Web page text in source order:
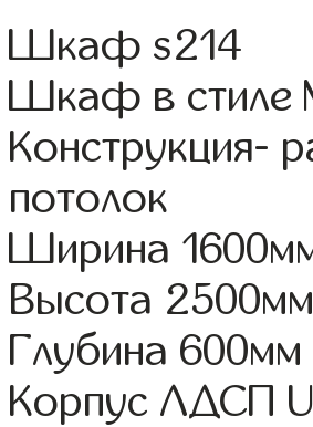
Шкаф s214
Шкаф в стиле
Конструкция-
потолок
Ширина
Высота 2500мм
Глубина 600мм
Корпус ЛДСП